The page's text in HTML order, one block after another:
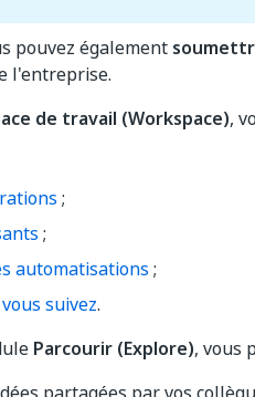
pouvez également
l'entreprise.
de travail (Workspace),
;
;
automatisations ;
suivez.
Parcourir (Explore), vous